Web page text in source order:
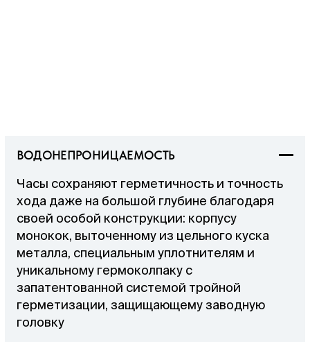
ВОДОНЕПРОНИЦАЕМОСТЬ
Часы сохраняют герметичность и точность
хода даже на большой глубине благодаря
своей особой конструкции: корпусу
монокок, выточенному из цельного куска
металла, специальным уплотнителям и
уникальному гермоколпаку с
запатентованной системой тройной
герметизации, защищающему заводную
головку